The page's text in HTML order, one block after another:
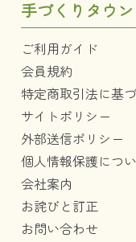
手づくりタウ
ご利用ガイド
会員規約
特定商取引法に基
サイトポリシー
外部送信ポリシー
個人情報保護につ
会社案内
お詫びと訂正
お問い合わせ